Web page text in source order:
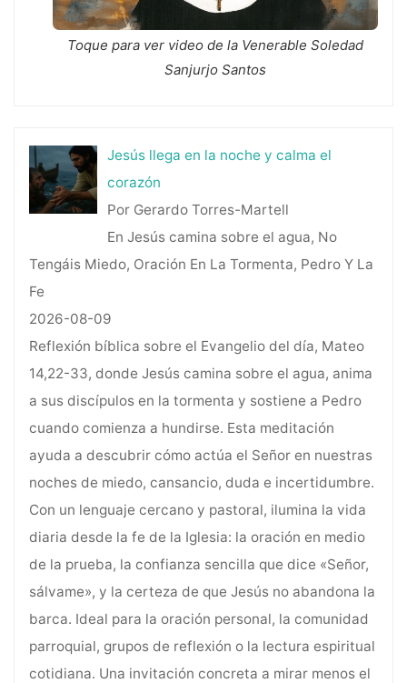
Toque para ver video de la Venerable Soledad
Sanjurjo Santos
Jesús llega en la noche y calma el
corazón
Por Gerardo Torres-Martell
En Jesús camina sobre el agua, No
Tengáis Miedo, Oración En La Tormenta, Pedro Y La
Fe
2026-08-09
Reflexión bíblica sobre el Evangelio del día, Mateo
14,22-33, donde Jesús camina sobre el agua, anima
a sus discípulos en la tormenta y sostiene a Pedro
cuando comienza a hundirse. Esta meditación
ayuda a descubrir cómo actúa el Señor en nuestras
noches de miedo, cansancio, duda e incertidumbre.
Con un lenguaje cercano y pastoral, ilumina la vida
diaria desde la fe de la Iglesia: la oración en medio
de la prueba, la confianza sencilla que dice «Señor,
sálvame», y la certeza de que Jesús no abandona la
barca. Ideal para la oración personal, la comunidad
parroquial, grupos de reflexión o la lectura espiritual
cotidiana. Una invitación concreta a mirar menos el